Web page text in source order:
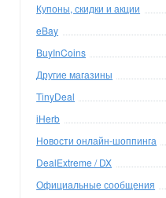
Купоны, скидки и акции
eBay
BuyInCoins
Другие магазины
TinyDeal
iHerb
Новости онлайн-шоппинга
DealExtreme / DX
Официальные сообщения